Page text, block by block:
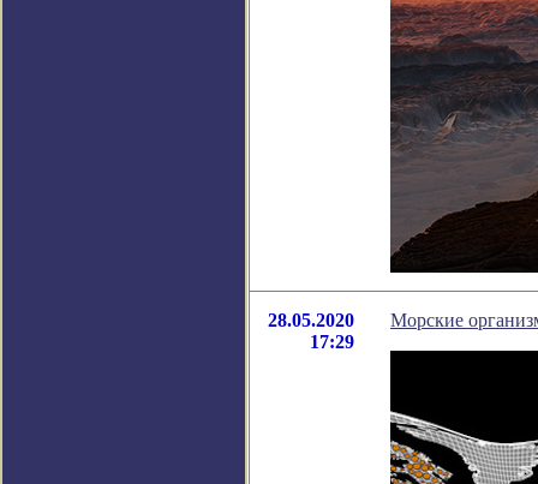
28.05.2020
17:29
Морские